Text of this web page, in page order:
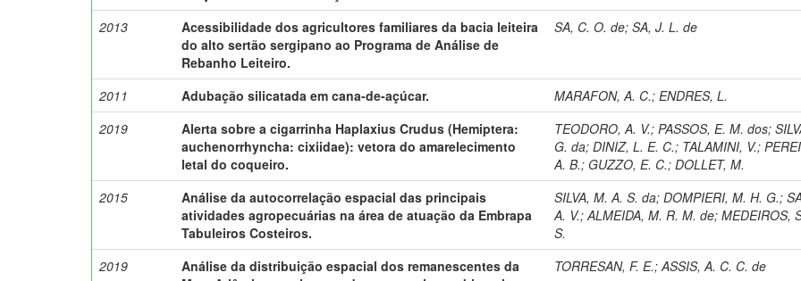
2013
Acessibilidade dos agricultores familiares da bacia leiteira
do alto sertão sergipano ao Programa de Análise de
Rebanho Leiteiro.
SA, C. O. de;SA, J. L. de
2011 Adubação silicatada em cana-de-açúcar. MARAFON, A. C.;ENDRES, L.
2019
Alerta sobre a cigarrinha Haplaxius Crudus (Hemiptera:
auchenorrhyncha: cixiidae): vetora do amarelecimento
letal do coqueiro.
TEODORO, A. V.;PASSOS, E. M. dos;
G. da;DINIZ, L. E. C.; TALAMINI, V.;
A. B.;GUZZO, E. C.;DOLLET, M.
2015
Análise da autocorrelação espacial das principais
atividades agropecuárias na área de atuação da Embrapa
Tabuleiros Costeiros.
SILVA, M. A. S. da;DOMPIERI, M. H. G.;
A. V.;ALMEIDA, M. R. M. de;MEDEIROS,
S.
2019
Análise da distribuição espacial dos remanescentes da
TORRESAN, F. E.;ASSIS, A. C. C. de